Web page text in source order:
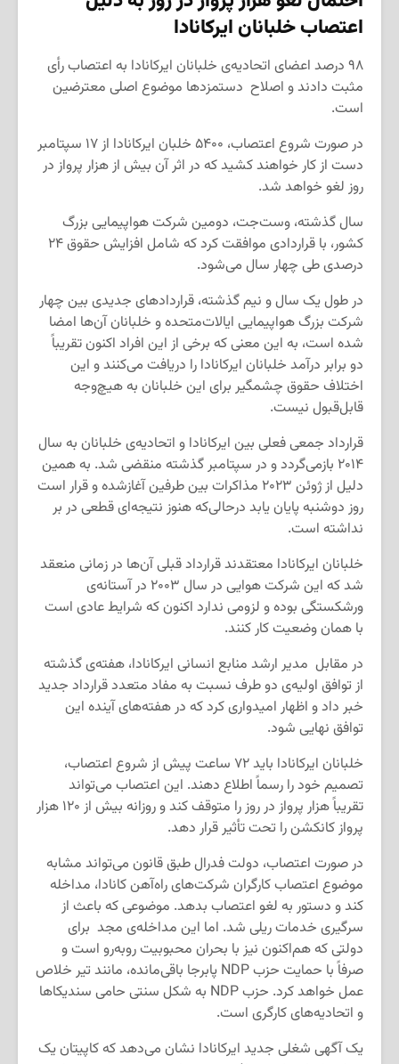
اعتصاب خلبانان ایرکانادا
۹۸ درصد اعضای اتحادیه‌ی خلبانان ایرکانادا به اعتصاب رأی
مثبت دادند و اصلاح دستمزدها موضوع اصلی معترضین
است.
در صورت شروع اعتصاب، ۵۴۰۰ خلبان ایرکانادا از ۱۷ سپتامبر
دست از کار خواهند کشید که در اثر آن بیش از هزار پرواز در
روز لغو خواهد شد.
سال گذشته، وست‌جت، دومین شرکت هواپیمایی بزرگ
کشور، با قراردادی موافقت کرد که شامل افزایش حقوق ۲۴
درصدی طی چهار سال می‌شود.
در طول یک سال و نیم گذشته، قراردادهای جدیدی بین چهار
شرکت بزرگ هواپیمایی ایالات‌متحده و خلبانان آن‌ها امضا
شده است، به این معنی که برخی از این افراد اکنون تقریباً
دو برابر درآمد خلبانان ایرکانادا را دریافت می‌کنند و این
اختلاف حقوق چشمگیر برای این خلبانان به هیچ‌وجه
قابل‌قبول نیست.
قرارداد جمعی فعلی بین ایرکانادا و اتحادیه‌ی خلبانان به سال
۲۰۱۴ بازمی‌گردد و در سپتامبر گذشته منقضی شد. به همین
دلیل از ژوئن ۲۰۲۳ مذاکرات بین طرفین آغازشده و قرار است
روز دوشنبه پایان یابد درحالی‌که هنوز نتیجه‌ای قطعی در بر
نداشته است.
خلبانان ایرکانادا معتقدند قرارداد قبلی آن‌ها در زمانی منعقد
شد که این شرکت هوایی در سال ۲۰۰۳ در آستانه‌ی
ورشکستگی بوده و لزومی ندارد اکنون که شرایط عادی است
با همان وضعیت کار کنند.
در مقابل مدیر ارشد منابع انسانی ایرکانادا، هفته‌ی گذشته
از توافق اولیه‌ی دو طرف نسبت به مفاد متعدد قرارداد جدید
خبر داد و اظهار امیدواری کرد که در هفته‌های آینده‌ این
توافق نهایی شود.
خلبانان ایرکانادا باید ۷۲ ساعت پیش از شروع اعتصاب،
تصمیم خود را رسماً اطلاع دهند. این اعتصاب می‌تواند
تقریباً هزار پرواز در روز را متوقف کند و روزانه بیش از ۱۲۰ هزار
پرواز کانکشن را تحت تأثیر قرار دهد.
در صورت اعتصاب، دولت فدرال طبق قانون می‌تواند مشابه
موضوع اعتصاب کارگران شرکت‌های راه‌آهن کانادا، مداخله
کند و دستور به لغو اعتصاب بدهد. موضوعی که باعث از
سرگیری خدمات ریلی شد. اما این مداخله‌ی مجد برای
دولتی که هم‌اکنون نیز با بحران محبوبیت روبه‌رو است و
صرفاً با حمایت حزب NDP پابرجا باقی‌مانده، مانند تیر خلاص
عمل خواهد کرد. حزب NDP به شکل سنتی حامی سندیکاها
و اتحادیه‌های کارگری است.
یک آگهی شغلی جدید ایرکانادا نشان می‌دهد که کاپیتان یک